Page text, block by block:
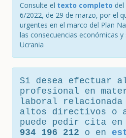
Consulte el texto completo
6/2022, de 29 de marzo, por el
urgentes en el marco del Plan
las consecuencias económicas
Ucrania
Si desea efectuar
profesional en
laboral relacionada
altos directivos o
puede pedir cita
934 196 212 o en